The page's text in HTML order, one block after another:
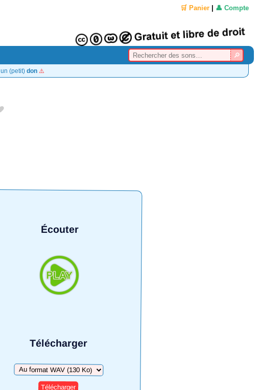
🛒 Panier 👤 Compte
un (petit) don ⚠️
Écouter
Télécharger
Télécharger